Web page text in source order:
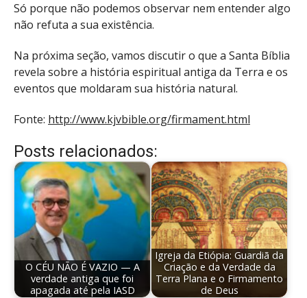
Só porque não podemos observar nem entender algo
não refuta a sua existência.
Na próxima seção, vamos discutir o que a Santa Bíblia
revela sobre a história espiritual antiga da Terra e os
eventos que moldaram sua história natural.
Fonte: http://www.kjvbible.org/firmament.html
Posts relacionados:
O CÉU NÃO É VAZIO — A
verdade antiga que foi
apagada até pela IASD
Igreja da Etiópia: Guardiã da
Criação e da Verdade da
Terra Plana e o Firmamento
de Deus